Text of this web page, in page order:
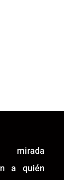
mirada
a quién